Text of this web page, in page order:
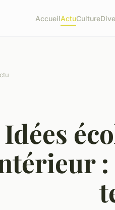
AccueilActuCulture
Idées
: